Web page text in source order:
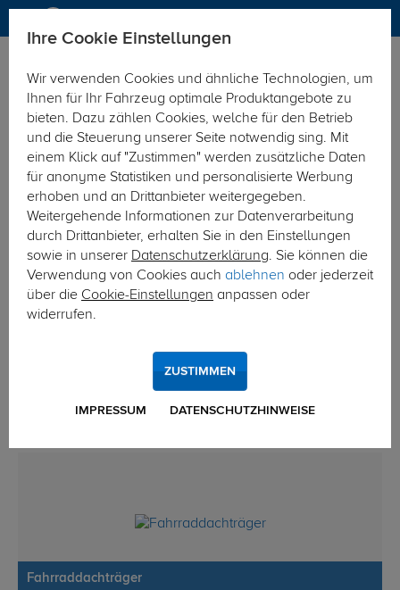
KATEGORIEN
Fahrradträger
Unsere Kategorien
Anhängerkupplungsträger
Diese Träger werden auf den Kugelkopf der
Anhängerkupplung montiert. Sie sind schnell einsatzbereit,
Fahrraddachträger
Ihre Cookie Einstellungen
Wir verwenden Cookies und ähnliche Technologien, um
Ihnen für Ihr Fahrzeug optimale Produktangebote zu
bieten. Dazu zählen Cookies, welche für den Betrieb
und die Steuerung unserer Seite notwendig sing. Mit
einem Klick auf "Zustimmen" werden zusätzliche Daten
für anonyme Statistiken und personalisierte Werbung
erhoben und an Drittanbieter weitergegeben.
Weitergehende Informationen zur Datenverarbeitung
durch Drittanbieter, erhalten Sie in den Einstellungen
sowie in unserer Datenschutzerklärung. Sie können die
Verwendung von Cookies auch ablehnen oder jederzeit
über die Cookie-Einstellungen anpassen oder
widerrufen.
IMPRESSUM DATENSCHUTZHINWEISE
ZUSTIMMEN